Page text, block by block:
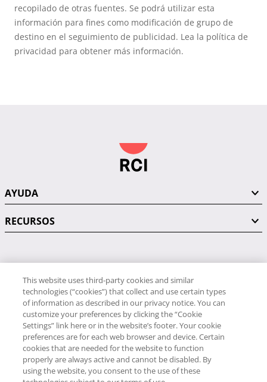
recopilado de otras fuentes. Se podrá utilizar esta
información para fines como modificación de grupo de
destino en el seguimiento de publicidad. Lea la política de
privacidad para obtener más información.
AYUDA
RECURSOS
PÓNGASE EN CONTACTO CON NOSOTROS
RCI
34 91 406 9058
RCI Travel
This website uses third-party cookies and similar
technologies (“cookies”) that collect and use certain types
of information as described in our privacy notice. You can
customize your preferences by clicking the “Cookie
Settings” link here or in the website’s footer. Your cookie
preferences are for each web browser and device. Certain
cookies that are needed for the website to function
properly are always active and cannot be disabled. By
using the website, you consent to the use of these